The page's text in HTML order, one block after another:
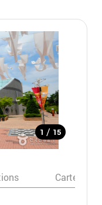
1 / 15
Carte